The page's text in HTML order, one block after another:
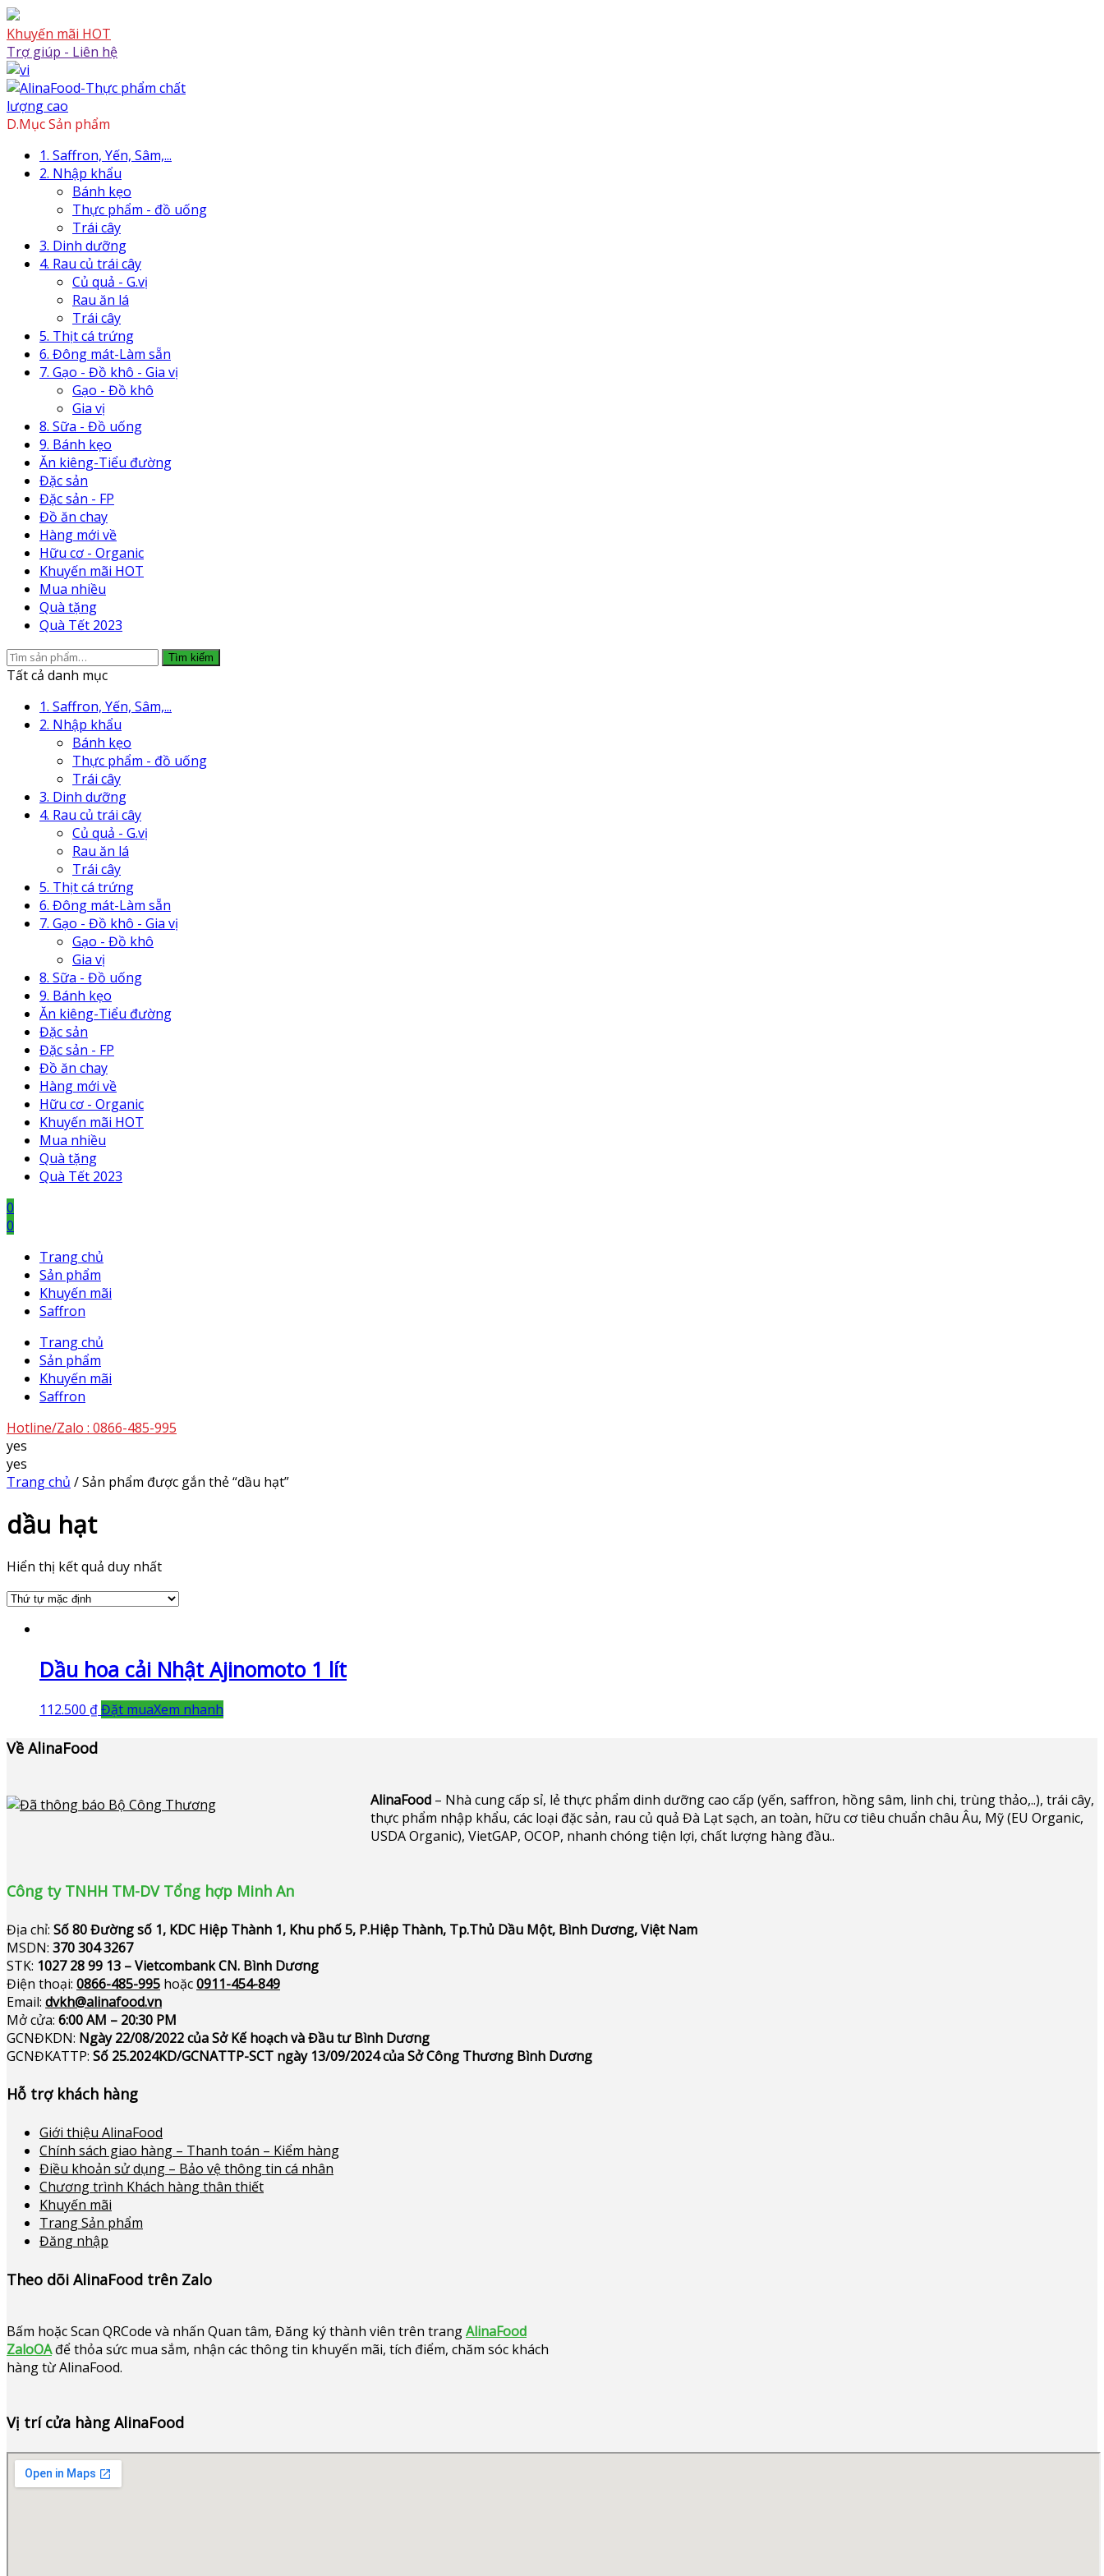
Skip
to
content
Skip
to
content
Khuyến mãi HOT
Trợ giúp - Liên hệ
D.Mục Sản phẩm
1. Saffron, Yến, Sâm,...
2. Nhập khẩu
Bánh kẹo
Thực phẩm - đồ uống
Trái cây
3. Dinh dưỡng
4. Rau củ trái cây
Củ quả - G.vị
Rau ăn lá
Trái cây
5. Thịt cá trứng
6. Đông mát-Làm sẵn
7. Gạo - Đồ khô - Gia vị
Gạo - Đồ khô
Gia vị
8. Sữa - Đồ uống
9. Bánh kẹo
Ăn kiêng-Tiểu đường
Đặc sản
Đặc sản - FP
Đồ ăn chay
Hàng mới về
Hữu cơ - Organic
Khuyến mãi HOT
Mua nhiều
Quà tặng
Quà Tết 2023
Tìm
kiếm:
Tìm kiếm
Tất cả danh mục
1. Saffron, Yến, Sâm,...
2. Nhập khẩu
Bánh kẹo
Thực phẩm - đồ uống
Trái cây
3. Dinh dưỡng
4. Rau củ trái cây
Củ quả - G.vị
Rau ăn lá
Trái cây
5. Thịt cá trứng
6. Đông mát-Làm sẵn
7. Gạo - Đồ khô - Gia vị
Gạo - Đồ khô
Gia vị
8. Sữa - Đồ uống
9. Bánh kẹo
Ăn kiêng-Tiểu đường
Đặc sản
Đặc sản - FP
Đồ ăn chay
Hàng mới về
Hữu cơ - Organic
Khuyến mãi HOT
Mua nhiều
Quà tặng
Quà Tết 2023
0
0
Trang chủ
Sản phẩm
Khuyến mãi
Saffron
Trang chủ
Sản phẩm
Khuyến mãi
Saffron
Hotline/Zalo : 0866-485-995
yes
yes
Trang chủ / Sản phẩm được gắn thẻ “dầu hạt”
dầu hạt
Hiển thị kết quả duy nhất
Dầu hoa cải Nhật Ajinomoto 1 lít
112.500 ₫Đặt muaXem nhanh
Về AlinaFood
AlinaFood– Nhà cung cấp sỉ, lẻ thực phẩm dinh dưỡng cao cấp (yến, saffron, hồng sâm, linh chi, trùng thảo,..), trái cây,
thực phẩm nhập khẩu, các loại đặc sản, rau củ quả Đà Lạt sạch, an toàn, hữu cơ tiêu chuẩn châu Âu, Mỹ (EU Organic,
USDA Organic), VietGAP, OCOP, nhanh chóng tiện lợi, chất lượng hàng đầu..
Công ty TNHH TM-DV Tổng hợp Minh An
Địa chỉ: Số 80 Đường số 1, KDC Hiệp Thành 1, Khu phố 5, P.Hiệp Thành, Tp.Thủ Dầu Một, Bình Dương, Việt Nam
MSDN: 370 304 3267
STK: 1027 28 99 13 – Vietcombank CN. Bình Dương
Điện thoại: 0866-485-995 hoặc0911-454-849
Email: dvkh@alinafood.vn
Mở cửa: 6:00 AM – 20:30 PM
GCNĐKDN: Ngày 22/08/2022 của Sở Kế hoạch và Đầu tư Bình Dương
GCNĐKATTP: Số 25.2024KD/GCNATTP-SCT ngày 13/09/2024 của Sở Công Thương Bình Dương
Hỗ trợ khách hàng
Giới thiệu AlinaFood
Chính sách giao hàng – Thanh toán – Kiểm hàng
Điều khoản sử dụng – Bảo vệ thông tin cá nhân
Chương trình Khách hàng thân thiết
Khuyến mãi
Trang Sản phẩm
Đăng nhập
Theo dõi AlinaFood trên Zalo
Bấm hoặcScan QRCode và nhấn Quan tâm, Đăng ký thành viên trên trangAlinaFood
ZaloOAđể thỏa sức mua sắm, nhận các thông tin khuyến mãi, tích điểm, chăm sóc khách
hàng từ AlinaFood.
Vị trí cửa hàng AlinaFood